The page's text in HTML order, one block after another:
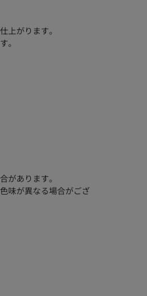
上がります。
。
があります。
味が異なる場合がござ